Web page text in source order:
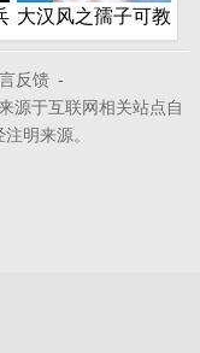
大汉风之孺子可教
反馈 -
源于互联网相关站点自
明来源。